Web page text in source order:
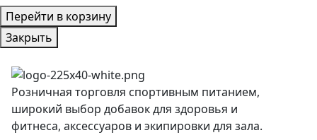
Перейти в корзину
Закрыть
Розничная торговля спортивным питанием,
широкий выбор добавок для здоровья и
фитнеса, аксессуаров и экипировки для зала.